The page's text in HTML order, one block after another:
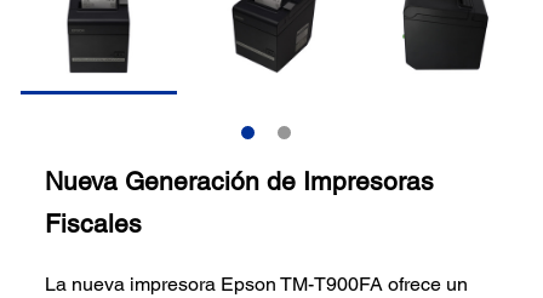
Nueva Generación de Impresoras
Fiscales
La nueva impresora Epson TM-T900FA ofrece un